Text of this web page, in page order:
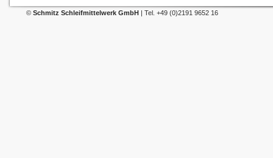
© Schmitz Schleifmittelwerk GmbH | Tel. +49 (0)2191 9652 16